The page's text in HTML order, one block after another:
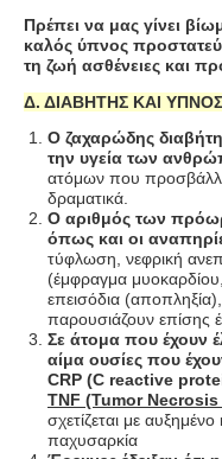
Πρέπει να μας γίνει
καλός ύπνος
τη ζωή ασθένειες και
Δ. ΔΙΑΒΗΤΗΣ ΚΑΙ ΥΠΝΟΣ
Ο ζαχαρώδης
την υγεία των
ατόμων που
δραματικά.
Ο αριθμός των
όπως και οι
τύφλωση, νεφρική
(έμφραγμα
επεισόδια
παρουσιάζουν επίσης
Σε άτομα που έχουν
αίμα ουσίες που
CRP (C reactive
TNF (Tumor
σχετίζεται με
παχυσαρκία